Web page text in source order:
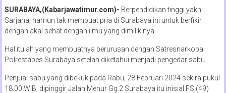
SURABAYA,(Kabarjawatimur.com)- Berpendidikan tinggi yakni
Sarjana, namun tak membuat pria di Surabaya ini untuk berfikir
dengan akal sehat dengan ilmu yang dimilikinya.
Hal itulah yang membuatnya berurusan dengan Satresnarkoba
Polrestabes Surabaya setelah diketahui menjadi pengedar sabu.
Penjual sabu yang dibekuk pada Rabu, 28 Februari 2024 sekira pukul
18.00 WIB, dipinggir Jalan Menur Gg.2 Surabaya itu inisial FS (49)